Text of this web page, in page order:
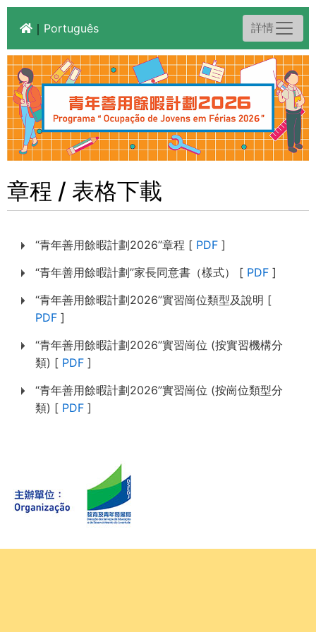
｜ Português 詳情
章程 / 表格下載
“青年善用餘暇計劃2026”章程 [ PDF ]
“青年善用餘暇計劃”家長同意書（樣式） [ PDF ]
“青年善用餘暇計劃2026”實習崗位類型及說明 [
PDF ]
“青年善用餘暇計劃2026”實習崗位 (按實習機構分
類) [ PDF ]
“青年善用餘暇計劃2026”實習崗位 (按崗位類型分
類) [ PDF ]